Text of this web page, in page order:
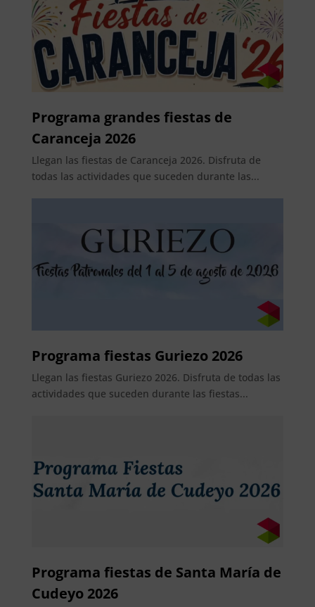
Programa grandes fiestas de
Caranceja 2026
Llegan las fiestas de Caranceja 2026. Disfruta de
todas las actividades que suceden durante las...
Programa fiestas Guriezo 2026
Llegan las fiestas Guriezo 2026. Disfruta de todas las
actividades que suceden durante las fiestas...
Programa fiestas de Santa María de
Cudeyo 2026